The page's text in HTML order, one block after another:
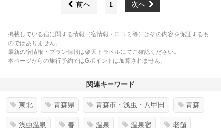
前へ 1 次へ
掲載している宿に関する情報（宿情報・口コミ等）はその内容を保証するも
のではありません。
最新の宿情報・プラン情報は楽天トラベルにてご確認ください。
本ページからの旅行予約ではGポイントは加算されません。
関連キーワード
東北 青森県 青森市・浅虫・八甲田 青森
浅虫温泉 春 温泉 温泉宿 老舗